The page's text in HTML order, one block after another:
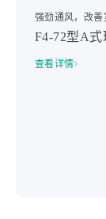
强劲通风，改善
F4-72型A
查看详情